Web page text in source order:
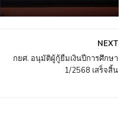
NEXT
กยศ. อนุมัติผู้กู้ยืมเงินปีการศึกษา
1/2568 เสร็จสิ้น